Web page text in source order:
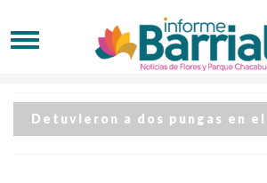
Detuvieron a dos pungas en